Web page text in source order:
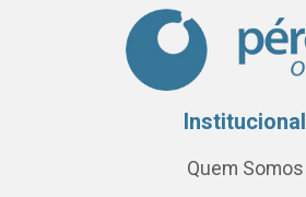
Institucional
Quem Somos